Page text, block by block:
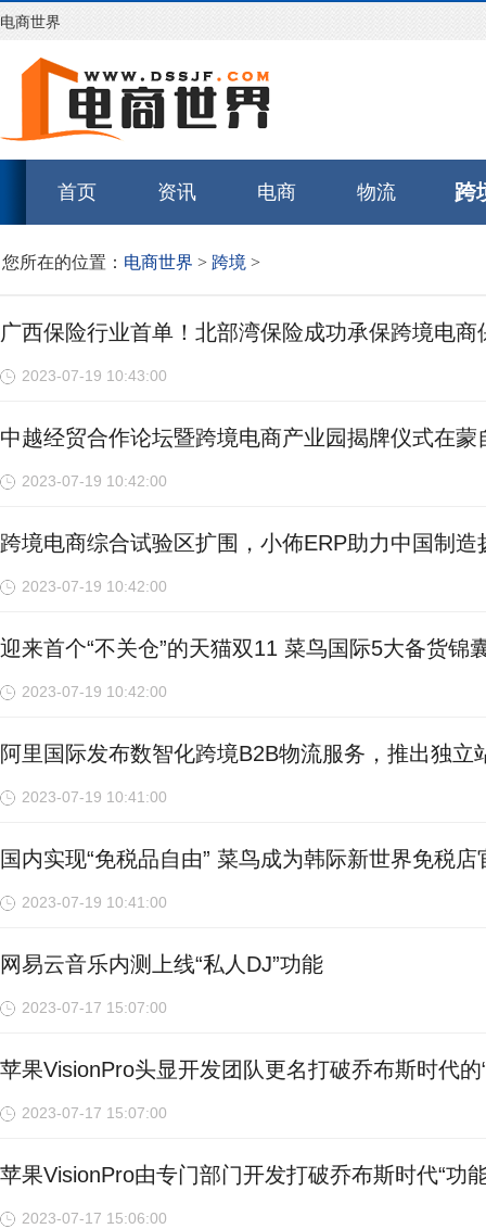
电商世界
首页 资讯 电商 物流 跨
您所在的位置： 电商世界 > 跨境 >
广西保险行业首单！北部湾保险成功承保跨境电商
2023-07-19 10:43:00
中越经贸合作论坛暨跨境电商产业园揭牌仪式在蒙
2023-07-19 10:42:00
跨境电商综合试验区扩围，小佈ERP助力中国制造
2023-07-19 10:42:00
迎来首个“不关仓”的天猫双11 菜鸟国际5大备货锦
2023-07-19 10:42:00
阿里国际发布数智化跨境B2B物流服务，推出独立
2023-07-19 10:41:00
国内实现“免税品自由” 菜鸟成为韩际新世界免税
2023-07-19 10:41:00
网易云音乐内测上线“私人DJ”功能
2023-07-17 15:07:00
苹果VisionPro头显开发团队更名打破乔布斯时代的
2023-07-17 15:07:00
苹果VisionPro由专门部门开发打破乔布斯时代“功
2023-07-17 15:06:00